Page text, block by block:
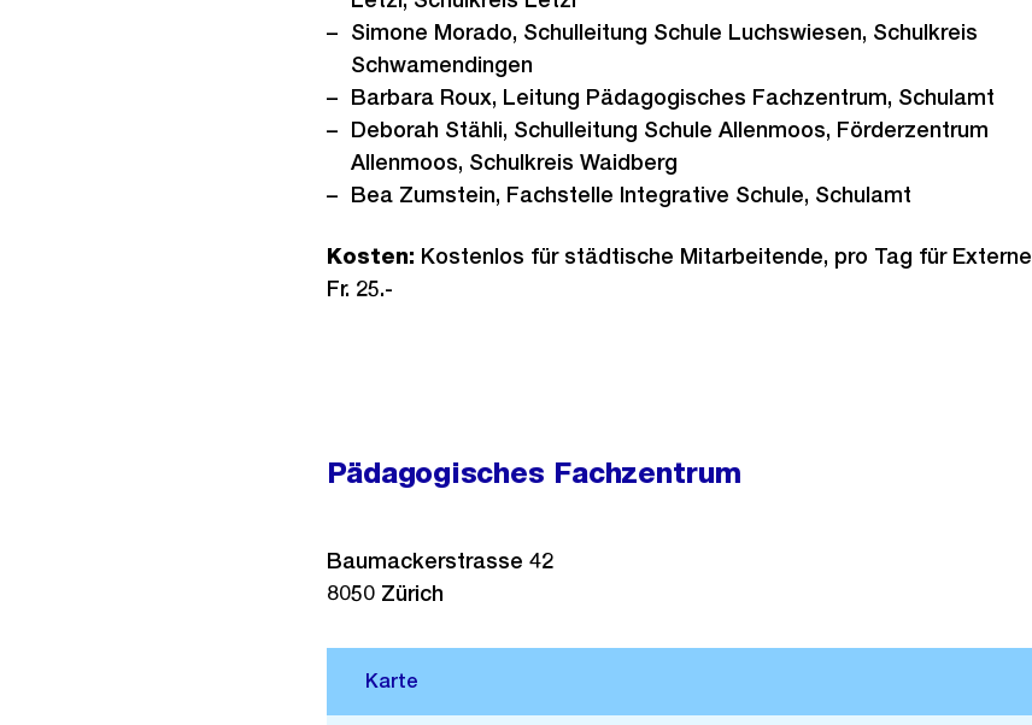
Simone Morado, Schulleitung Schule Luchswiesen, Schulkreis
Schwamendingen
Barbara Roux, Leitung Pädagogisches Fachzentrum, Schulamt
Deborah Stähli, Schulleitung Schule Allenmoos, Förderzentrum
Allenmoos, Schulkreis Waidberg
Bea Zumstein, Fachstelle Integrative Schule, Schulamt
Kosten: Kostenlos für städtische Mitarbeitende, pro Tag für Externe
Fr. 25.-
Pädagogisches Fachzentrum
Baumackerstrasse 42
8050 Zürich